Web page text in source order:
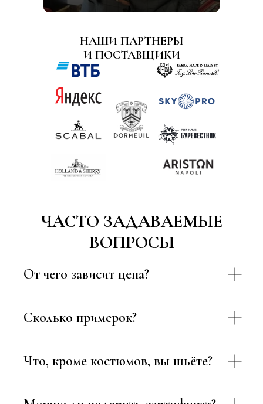
НАШИ ПАРТНЕРЫ
И ПОСТАВЩИКИ
ЧАСТО ЗАДАВАЕМЫЕ
ВОПРОСЫ
От чего зависит цена?
Сколько примерок?
Что, кроме костюмов, вы шьёте?